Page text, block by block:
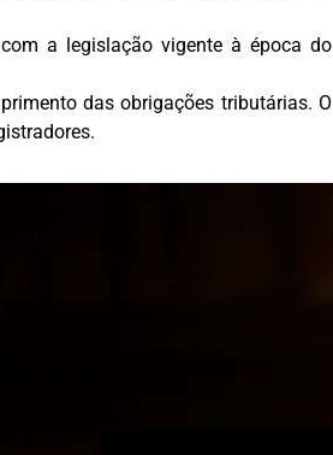
a legislação vigente à época do
das obrigações tributárias. O